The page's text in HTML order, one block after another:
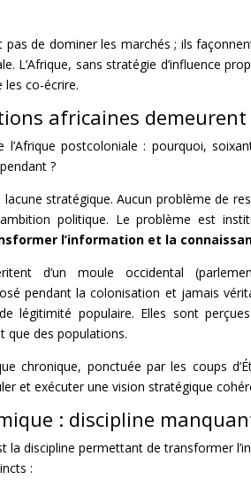
de dominer les marchés ; ils
L’Afrique, sans stratégie d’influence
les co-écrire.
africaines
l’Afrique postcoloniale : pourquoi,
?
stratégique. Aucun problème de
politique. Le problème est
l’information et la
d’un moule occidental
pendant la colonisation et jamais
légitimité populaire. Elles sont
que des populations.
chronique, ponctuée par les coups
et exécuter une vision stratégique
: discipline
la discipline permettant de transformer
: